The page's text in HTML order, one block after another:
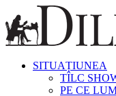
SITUAȚIUNEA
TÎLC
PE CE